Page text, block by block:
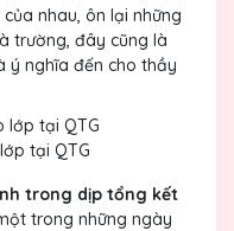
nhau, ôn lại những
trường, đây cũng là
ý nghĩa đến cho thầy
tại QTG
trong dịp tổng kết
trong những ngày